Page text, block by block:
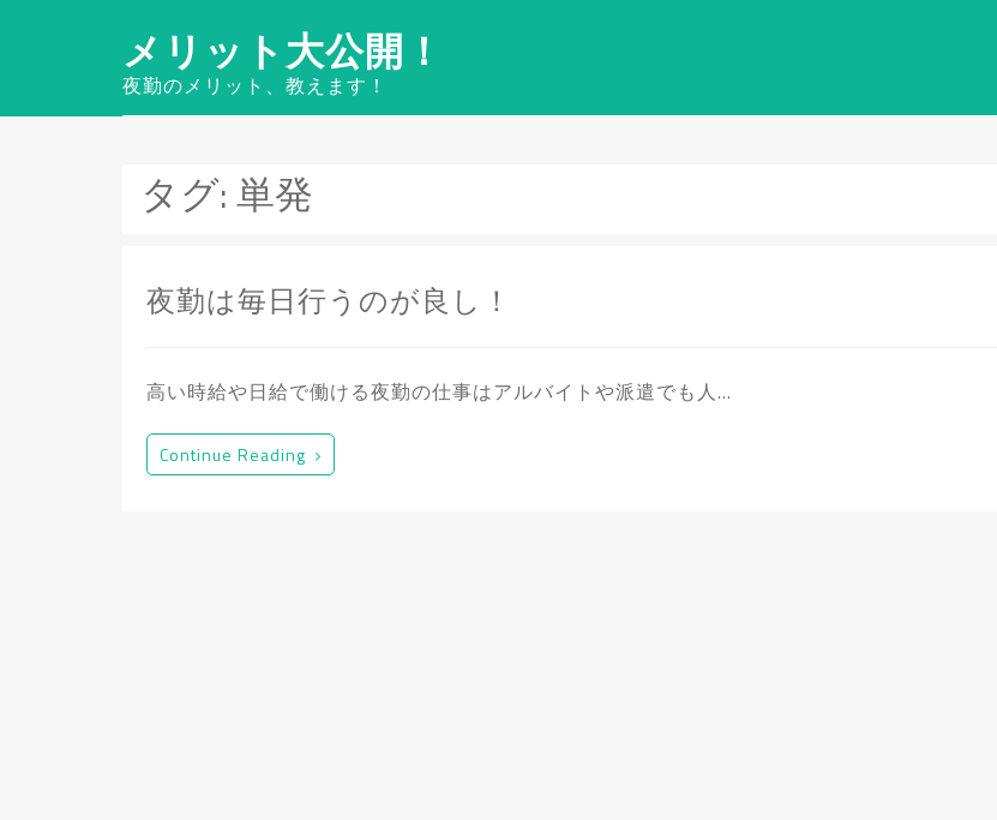
メリット大公開！
夜勤のメリット、教えます！
タグ:単発
夜勤は毎日行うのが良し！
高い時給や日給で働ける夜勤の仕事はアルバイトや派遣でも人…
Continue Reading